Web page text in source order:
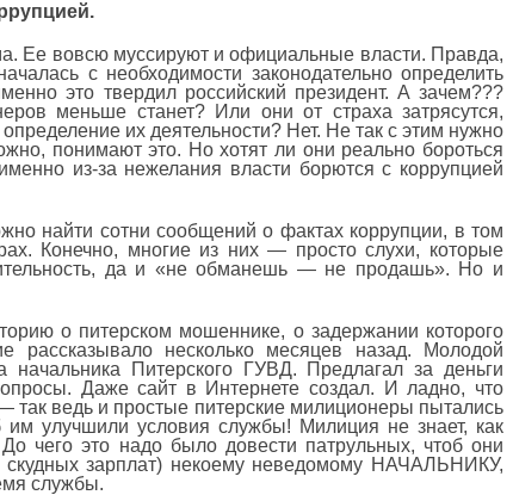
Ее вовсю муссируют и официальные власти. Правда,
с необходимости законодательно определить
это твердил российский президент. А зачем???
меньше станет? Или они от страха затрясутся,
их деятельности? Нет. Не так с этим нужно
понимают это. Но хотят ли они реально бороться
из-за нежелания власти борются с коррупцией
найти сотни сообщений о фактах коррупции, в том
Конечно, многие из них — просто слухи, которые
да и «не обманешь — не продашь». Но и
о питерском мошеннике, о задержании которого
рассказывало несколько месяцев назад. Молодой
начальника Питерского ГУВД. Предлагал за деньги
Даже сайт в Интернете создал. И ладно, что
так ведь и простые питерские милиционеры пытались
им улучшили условия службы! Милиция не знает, как
чего это надо было довести патрульных, чтоб они
скудных зарплат) некоему неведомому НАЧАЛЬНИКУ,
службы.